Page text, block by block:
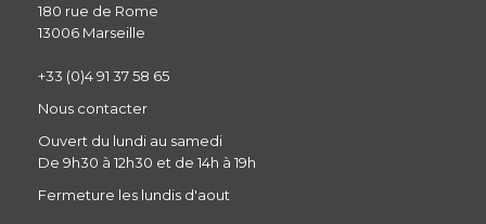
180 rue de Rome
13006 Marseille
+33 (0)4 91 37 58 65
Nous contacter
Ouvert du lundi au samedi
De 9h30 à 12h30 et de 14h à 19h
Fermeture les lundis d'aout